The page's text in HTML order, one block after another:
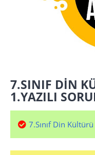
7.SINIF DİN
1.YAZILI
7.Sınıf Din